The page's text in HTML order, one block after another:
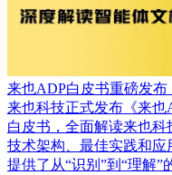
来也ADP白皮书重磅发
来也科技正式发布《来也
白皮书，全面解读来也科
技术架构、最佳实践和
提供了从“识别”到“理解